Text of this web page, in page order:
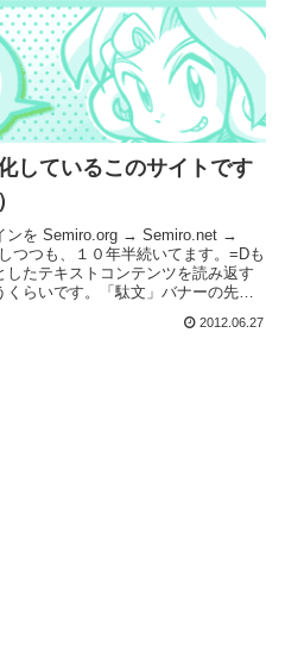
しているこのサイトです
ンを Semiro.org → Semiro.net →
つつも、１０年半続いてます。=Dも
したテキストコンテンツを読み返す
くらいです。「駄文」バナーの先見
を作ったのは、仕事で長期海外駐在
2012.06.27